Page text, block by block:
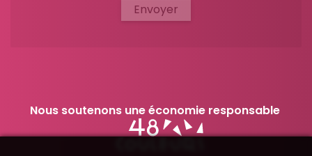
Envoyer
Nous soutenons une économie responsable